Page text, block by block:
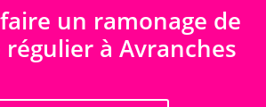
un ramonage de
à Avranches